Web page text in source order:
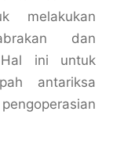
melakukan
dan
Hal ini untuk
antariksa